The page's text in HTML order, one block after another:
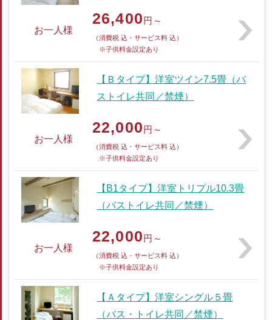
お一人様
26,400円～
（消費税 込・サービス料 込）
※子供料金設定あり
【Ｂタイプ】洋室ツイン7.5畳（バ
ストイレ共同／禁煙）
お一人様
22,000円～
（消費税 込・サービス料 込）
※子供料金設定あり
【B1タイプ】洋室トリプル10.3畳
（バストイレ共同／禁煙）
お一人様
22,000円～
（消費税 込・サービス料 込）
※子供料金設定あり
【Ａタイプ】洋室シングル５畳
（バス・トイレ共同／禁煙）